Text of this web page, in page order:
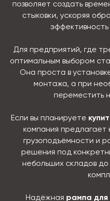
позволяет создать
стыковки, ускоряя
Для предприятий, где
оптимальным выбором
Она проста в
монтажа, а при
переместить
Если вы планируете
компания предлагает
грузоподъёмности и
решения под
небольших складов до
Надёжная рампа для